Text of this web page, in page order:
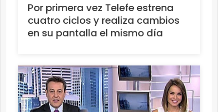
Por primera vez Telefe estrena
cuatro ciclos y realiza cambios
en su pantalla el mismo día